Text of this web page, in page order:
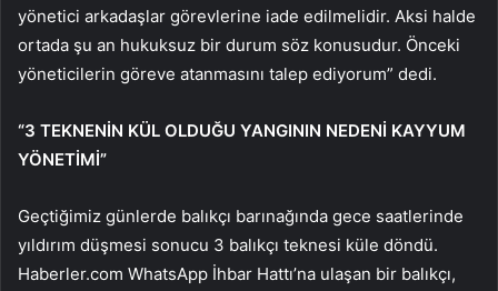
yönetici arkadaşlar görevlerine iade edilmelidir. Aksi halde
ortada şu an hukuksuz bir durum söz konusudur. Önceki
yöneticilerin göreve atanmasını talep ediyorum” dedi.
“3 TEKNENİN KÜL OLDUĞU YANGININ NEDENİ KAYYUM
YÖNETİMİ”
Geçtiğimiz günlerde balıkçı barınağında gece saatlerinde
yıldırım düşmesi sonucu 3 balıkçı teknesi küle döndü.
Haberler.com WhatsApp İhbar Hattı’na ulaşan bir balıkçı,